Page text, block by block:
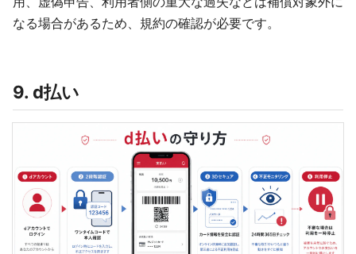
なる場合があるため、規約の確認が必要です。
9. d払い